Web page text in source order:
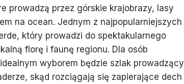
prowadzą przez górskie krajobrazy, lasy
na ocean. Jednym z najpopularniejszych
który prowadzi do spektakularnego
florę i faunę regionu. Dla osób
wyborem będzie szlak prowadzący
skąd rozciągają się zapierające dech